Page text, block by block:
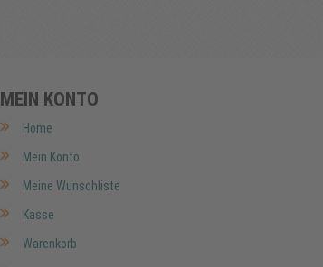
MEIN KONTO
Home
Mein Konto
Meine Wunschliste
Kasse
Warenkorb